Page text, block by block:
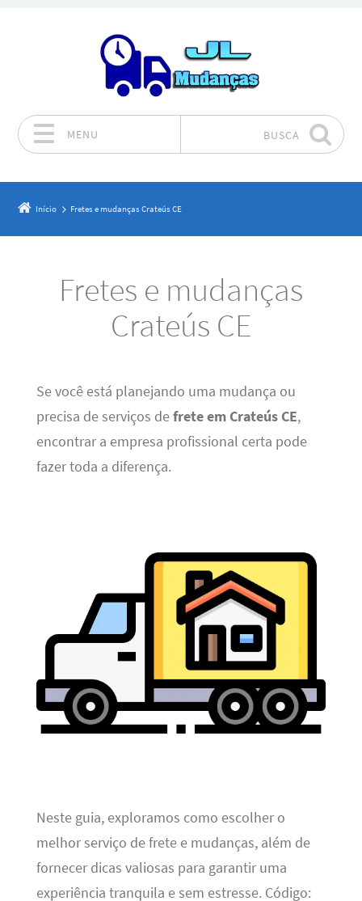
MENU BUSCA
Início Fretes e mudanças Crateús CE
Fretes e mudanças
Crateús CE
Se você está planejando uma mudança ou
precisa de serviços defrete em Crateús CE,
encontrar a empresa profissional certa pode
fazer toda a diferença.
Neste guia, exploramos como escolher o
melhor serviço de frete e mudanças, além de
fornecer dicas valiosas para garantir uma
experiência tranquila e sem estresse. Código: